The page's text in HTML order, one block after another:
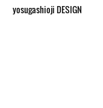
yosugashioji DESIGN